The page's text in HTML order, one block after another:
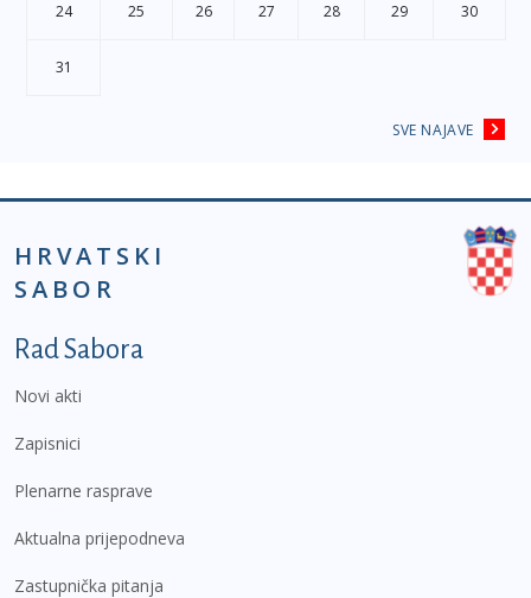
24 25 26 27 28 29 30
31
SVE NAJAVE
HRVATSKI
SABOR
Podnožje prvi izbornik
Rad Sabora
Novi akti
Zapisnici
Plenarne rasprave
Aktualna prijepodneva
Zastupnička pitanja